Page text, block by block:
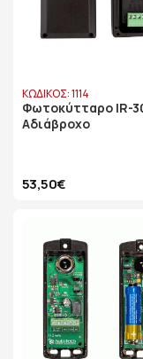
ΚΩΔΙΚΟΣ: 1114
Φωτοκύτταρο IR-
Αδιάβροχο
53,50€